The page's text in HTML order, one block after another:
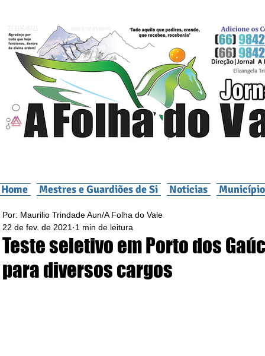
Home Mestres e Guardiões de Si Noticias
Teste seletivo em Porto dos
para diversos cargos
Por: Maurilio Trindade Aun/A Folha do Vale
22 de fev. de 2021 1 min de leitura